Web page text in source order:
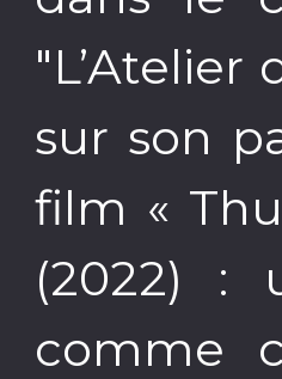
"L’Atelier
sur son
film «
(2022) :
comme